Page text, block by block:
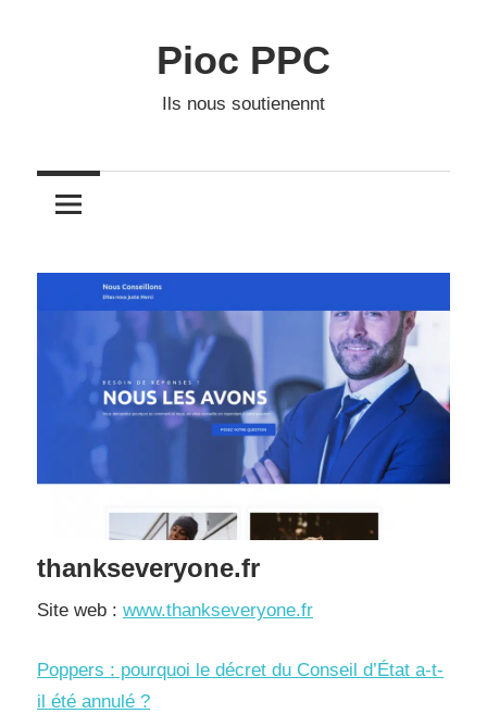
Pioc PPC
Ils nous soutienennt
thankseveryone.fr
Site web : www.thankseveryone.fr
Poppers : pourquoi le décret du Conseil d’État a-t-
il été annulé ?